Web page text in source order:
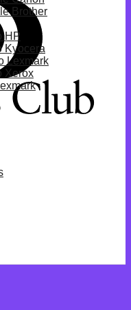
Brother
HP
Kyocera
Lexmark
Xerox